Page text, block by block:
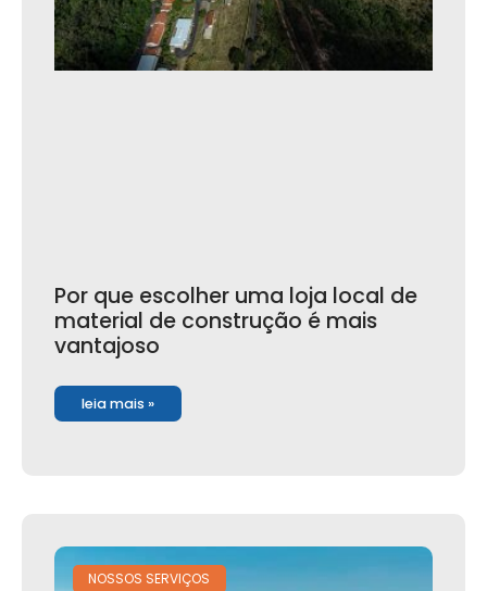
Por que escolher uma loja local de
material de construção é mais
vantajoso
leia mais »
NOSSOS SERVIÇOS